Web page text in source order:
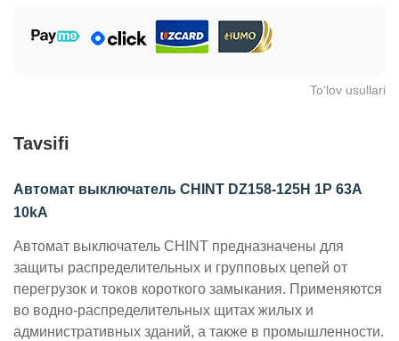
To‘lov usullari
Tavsifi
Автомат выключатель CHINT DZ158-125H 1P 63A
10kA
Автомат выключатель CHINT предназначены для
защиты распределительных и групповых цепей от
перегрузок и токов короткого замыкания. Применяются
во водно-распределительных щитах жилых и
административных зданий, а также в промышленности.